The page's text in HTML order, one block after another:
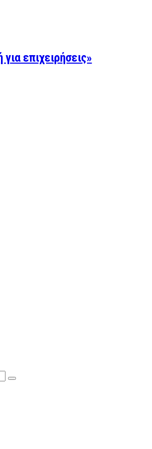
επιχειρήσεις»
Search